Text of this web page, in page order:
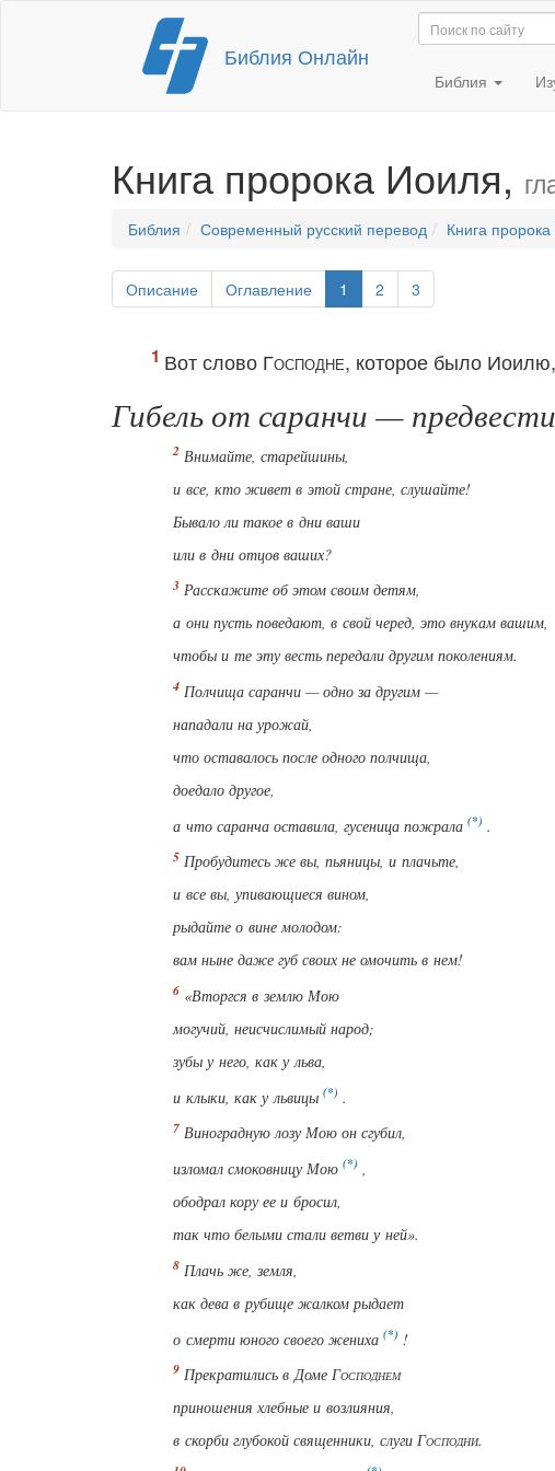
Перейти
содержимому
Библия Онлайн
Библия
Книга пророка Иоиля,
Библия Современный русский перевод Книга
Описание Оглавление 1 2 3
Вот слово Господне, которое было
Гибель от саранчи —
Внимайте, старейшины,
и все, кто живет в этой стране, слушайте!
Бывало ли такое в дни ваши
или в дни отцов ваших?
Расскажите об этом своим детям,
а они пусть поведают, в свой черед, это внукам вашим,
чтобы и те эту весть передали другим поколениям.
Полчища саранчи — одно за другим —
нападали на урожай,
что оставалось после одного полчища,
доедало другое,
а что саранча оставила, гусеница пожрала
.
Пробудитесь же вы, пьяницы, и плачьте,
и все вы, упивающиеся вином,
рыдайте о вине молодом:
вам ныне даже губ своих не омочить в нем!
«Вторгся в землю Мою
могучий, неисчислимый народ;
зубы у него, как у льва,
и клыки, как у львицы
.
Виноградную лозу Мою он сгубил,
изломал смоковницу Мою
,
ободрал кору ее и бросил,
так что белыми стали ветви у ней».
Плачь же, земля
как дева в рубище жалком рыдает
о смерти юного своего жениха
!
Прекратились в Доме Господнем
приношения хлебные и возлияния,
в скорби глубокой священники, слуги Господни.